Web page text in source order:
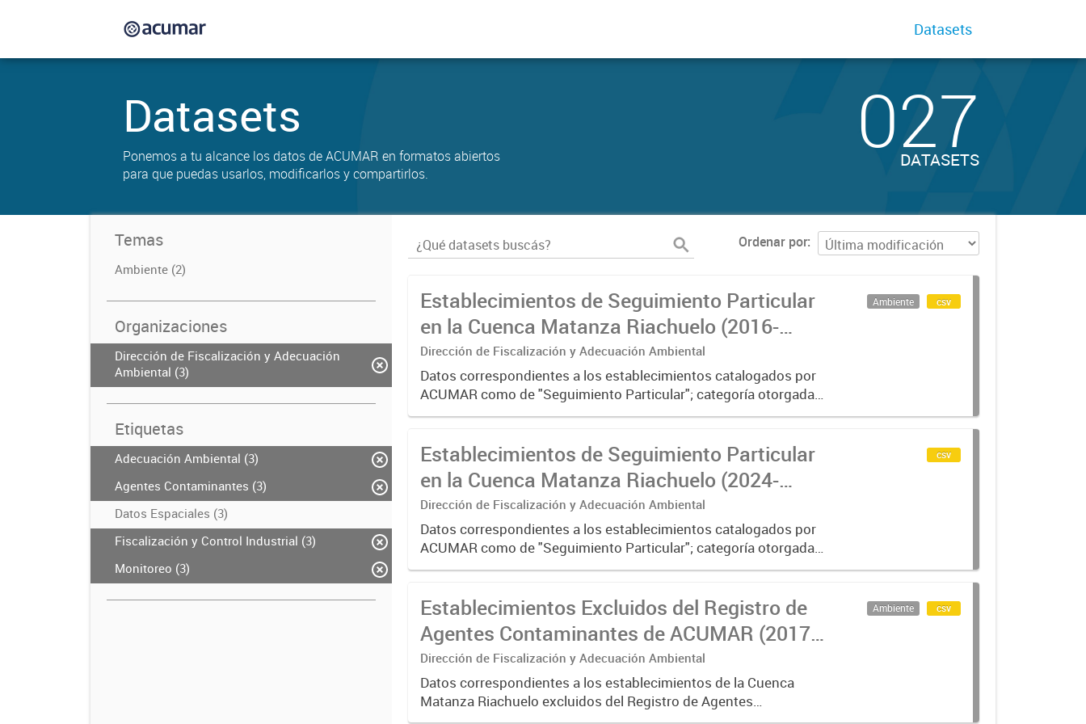
Datasets
Datasets
Ponemos a tu alcance los datos de ACUMAR en formatos abiertos
para que puedas usarlos, modificarlos y compartirlos.
027
DATASETS
Temas
Ambiente (2)
Organizaciones
Dirección de Fiscalización y Adecuación
Ambiental (3)
Etiquetas
Adecuación Ambiental (3)
Agentes Contaminantes (3)
Datos Espaciales (3)
Fiscalización y Control Industrial (3)
Monitoreo (3)
Ordenar por
Establecimientos de Seguimiento Particular
en la Cuenca Matanza Riachuelo (2016-
2023)
Dirección de Fiscalización y Adecuación Ambiental
Datos correspondientes a los establecimientos catalogados por
ACUMAR como de "Seguimiento Particular"; categoría otorgada a
aquellos que requieren de una verificación más exhaustiva por
Ambiente csv
Establecimientos de Seguimiento Particular
en la Cuenca Matanza Riachuelo (2024-
2025)
Dirección de Fiscalización y Adecuación Ambiental
Datos correspondientes a los establecimientos catalogados por
ACUMAR como de "Seguimiento Particular"; categoría otorgada a
aquellos que requieren de una verificación más exhaustiva por
csv
Establecimientos Excluidos del Registro de
Agentes Contaminantes de ACUMAR (2017-
2023)
Dirección de Fiscalización y Adecuación Ambiental
Datos correspondientes a los establecimientos de la Cuenca
Matanza Riachuelo excluidos del Registro de Agentes
Contaminantes del organismo entre 2017 y 2023, según los
Ambiente csv